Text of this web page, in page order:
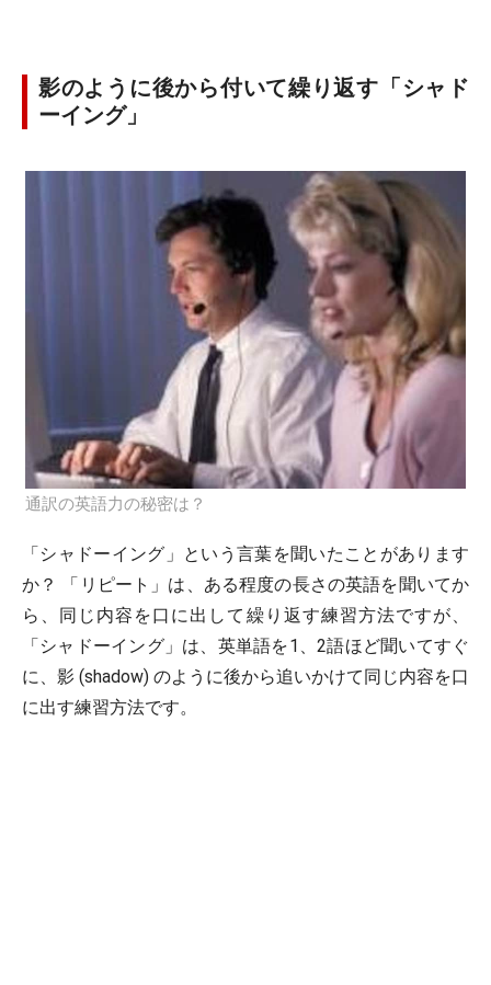
影のように後から付いて繰り返す「シャド
ーイング」
通訳の英語力の秘密は？
「シャドーイング」という言葉を聞いたことがあります
か？ 「リピート」は、ある程度の長さの英語を聞いてか
ら、同じ内容を口に出して繰り返す練習方法ですが、
「シャドーイング」は、英単語を1、2語ほど聞いてすぐ
に、影 (shadow) のように後から追いかけて同じ内容を口
に出す練習方法です。